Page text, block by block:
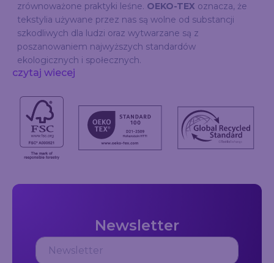
zrównoważone praktyki leśne. OEKO-TEX oznacza, że
tekstylia używane przez nas są wolne od substancji
szkodliwych dla ludzi oraz wytwarzane są z
poszanowaniem najwyższych standardów
ekologicznych i społecznych.
czytaj wiecej
Newsletter